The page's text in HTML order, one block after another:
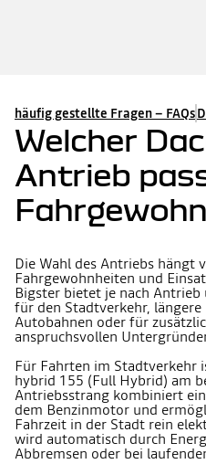
häufig gestellte Fragen – FAQs
Welcher
Antrieb
Die Wahl des Antriebs hängt
Fahrgewohnheiten und
Bigster bietet je nach
für den Stadtverkehr,
Autobahnen oder für
anspruchsvollen
Für Fahrten im Stadtverkehr
hybrid 155 (Full Hybrid) am
Antriebsstrang kombiniert
dem Benzinmotor und
Fahrzeit in der Stadt rein
wird automatisch durch
Abbremsen oder bei